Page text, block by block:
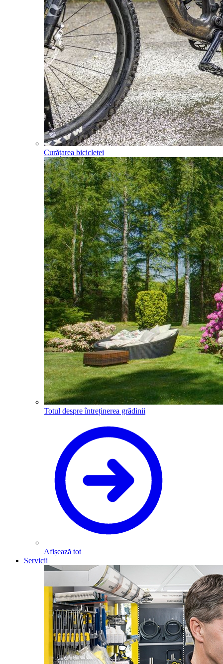
Curățarea bicicletei
Totul despre întreținerea grădinii
Afișează tot
Servicii